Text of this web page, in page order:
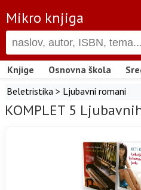
Mikro knjiga
Knjige Osnovna škola
Beletristika > Ljubavni romani
KOMPLET 5